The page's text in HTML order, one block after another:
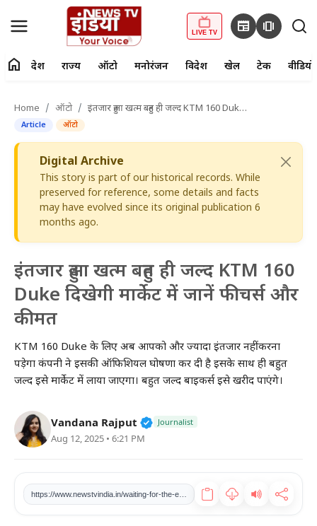
LIVE TV newspaper amp_stories
Home
ऑटो
मनोरंजन
विदेश
टेक
लाइफस्टाइल
home देश राज्य ऑटो मनोरंजन विदेश खेल टेक वीडियो
Home ऑटो इंतजार हुआ खत्म बहुत ही जल्द KTM 160 Duke दिखेगी मार्केट में जानें फीचर्स और कीमत
Article ऑटो
Digital Archive
This story is part of our historical records. While
preserved for reference, some details and facts
may have evolved since its original publication 6
months ago.
इंतजार हुआ खत्म बहुत ही जल्द KTM 160
Duke दिखेगी मार्केट में जानें फीचर्स और
कीमत
KTM 160 Duke के लिए अब आपको और ज्यादा इंतजार नहीं करना
पड़ेगा कंपनी ने इसकी ऑफिशियल घोषणा कर दी है इसके साथ ही बहुत
जल्द इसे मार्केट में लाया जाएगा। बहुत जल्द बाइकर्स इसे खरीद पाएंगे।
Vandana Rajput Verified Public Figure • 27
Journalist
Aug 12, 2025 • 6:21 PM